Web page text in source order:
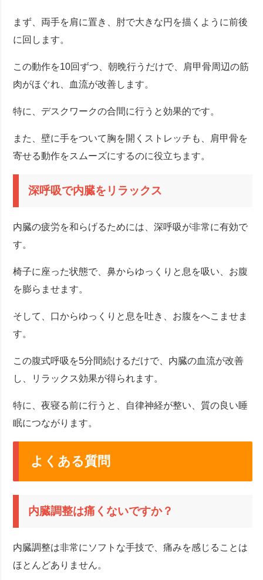
まず、両手を肩に置き、肘で大きな円を描くように前後
に回します。
この動作を10回ずつ、朝晩行うだけで、肩甲骨周辺の筋
肉がほぐれ、血流が改善します。
特に、デスクワークの合間に行うと効果的です。
また、壁に手をついて胸を開くストレッチも、肩甲骨を
寄せる動作をスムーズにするのに役立ちます。
深呼吸で内臓をリラックス
内臓の疲労を和らげるためには、深呼吸が非常に有効で
す。
椅子に座った状態で、鼻からゆっくりと息を吸い、お腹
を膨らませます。
そして、口からゆっくりと息を吐き、お腹をへこませま
す。
この腹式呼吸を5分間続けるだけで、内臓の血流が改善
し、リラックス効果が得られます。
特に、夜寝る前に行うと、自律神経が整い、質の良い睡
眠につながります。
よくある質問
内臓調整は痛くないですか？
内臓調整は非常にソフトな手技で、痛みを感じることは
ほとんどありません。